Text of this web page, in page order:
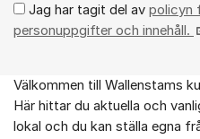
Jag har tagit del av policyn
personuppgifter och innehåll.
Om forumet
Välkommen till Wallenstams
Här hittar du aktuella och
lokal och du kan ställa egna